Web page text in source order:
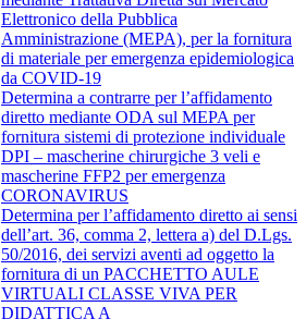
Elettronico della Pubblica
Amministrazione (MEPA), per la fornitura
di materiale per emergenza epidemiologica
da COVID-19
Determina a contrarre per l’affidamento
diretto mediante ODA sul MEPA per
fornitura sistemi di protezione individuale
DPI – mascherine chirurgiche 3 veli e
mascherine FFP2 per emergenza
CORONAVIRUS
Determina per l’affidamento diretto ai sensi
dell’art. 36, comma 2, lettera a) del D.Lgs.
50/2016, dei servizi aventi ad oggetto la
fornitura di un PACCHETTO AULE
VIRTUALI CLASSE VIVA PER
DIDATTICA A